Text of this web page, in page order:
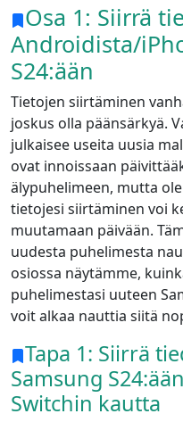
Osa 1: Siirrä
Androidista/
S24:ään
Tietojen siirtäminen
joskus olla päänsärkyä.
julkaisee useita uusia
ovat innoissaan
älypuhelimeen, mutta
tietojesi siirtäminen voi
muutamaan päivään.
uudesta puhelimesta
osiossa näytämme,
puhelimestasi uuteen
voit alkaa nauttia siitä
Tapa 1: Siirrä
Samsung
Switchin kautta